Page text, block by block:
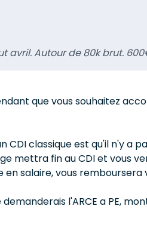
avril. Autour de 80k brut.
que vous souhaitez
classique est qu'il n'y a
mettra fin au CDI et vous
salaire, vous
l'ARCE a PE,